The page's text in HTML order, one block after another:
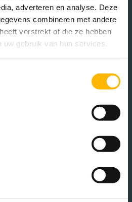
adverteren en analyse. Deze
combineren met andere
verstrekt of die ze hebben
uw gebruik van hun services.
Zonder kinderen (25.00%)
(17.78%)